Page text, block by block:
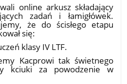
online arkusz składający
zadań i łamigłówek.
że do ścisłego etapu
się:
klasy IV LTF.
Kacprowi tak świetnego
kciuki za powodzenie w